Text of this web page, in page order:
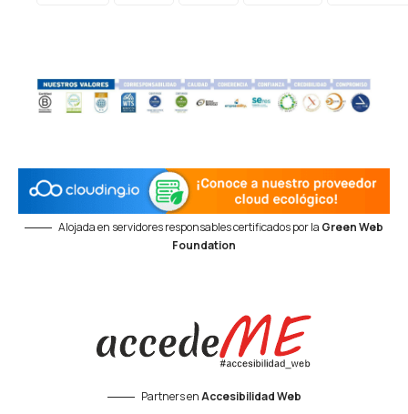
Alojada en servidores responsables certificados por la Green Web
Foundation
Partners enAccesibilidad Web